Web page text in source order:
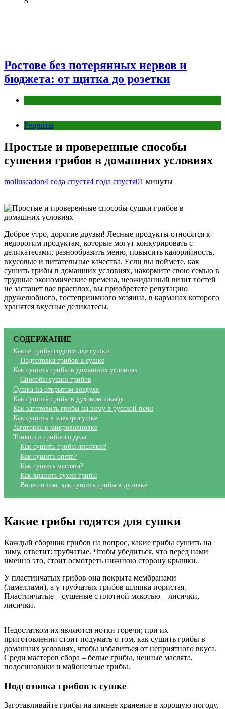
Ростове без потерянных нервов и
бюджета: от щитка до розетки
Рецепты
Простые и проверенные способы
сушения грибов в домашних условиях
molluscadon4 года спустя4 года спустя01 минуты
Доброе утро, дорогие друзья! Лесные продукты относятся к
недорогим продуктам, которые могут конкурировать с
деликатесами, разнообразить меню, повысить калорийность,
вкусовые и питательные качества. Если вы поймете, как
сушить грибы в домашних условиях, накормите свою семью в
трудные экономические времена, неожиданный визит гостей
не застанет вас врасплох, вы приобретете репутацию
дружелюбного, гостеприимного хозяина, в карманах которого
хранятся вкусные деликатесы.
СОДЕРЖАНИЕ
Какие грибы годятся для сушки
Подготовка грибов к сушке
Как сушить грибы в домашних условиях
Способы сушки грибов
Сушка на открытом воздухе
Как сушить грибы в духовом шкафу
Как заготовить грибы на зиму в русской печи
Как сушить в электросушке
Заготовка в микроволновке
Тонкости грибного дела
Как сушить грибы лисички?
Как сушить опята?
Как сушить маслята?
Как хранить сухие грибы
Видео о том, как сушить грибы в духовке
Какие грибы годятся для сушки
Каждый сборщик грибов на вопрос, какие грибы сушить на
зиму, ответит: трубчатые. Чтобы убедиться, что перед нами
именно это, стоит осмотреть нижнюю сторону крышки.
У пластинчатых грибов она покрыта мембранами
(ламеллами), а у трубчатых грибов шляпка пористая.
Пластинчатые – сушеные с плотной мякотью – лисички,
лисички.
Недостатком их являются нотки горечи; при их
приготовлении стоит подумать о том, как сушить грибы в
домашних условиях, чтобы избавиться от неприятного вкуса.
Среди мастеров сбора – белые грибы, ценные маслята,
подосиновики и майонезные грибы.
Подготовка грибов к сушке
Заготавливайте грибы на зимнее хранение в хорошую погоду,